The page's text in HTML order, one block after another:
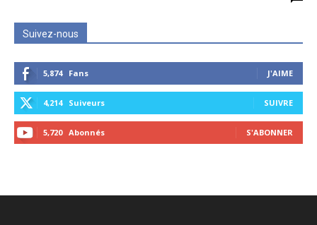
Suivez-nous
5,874 Fans J'AIME
4,214 Suiveurs SUIVRE
5,720 Abonnés S'ABONNER